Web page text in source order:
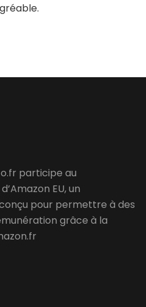
participe au
EU, un
pour permettre à des
grâce à la